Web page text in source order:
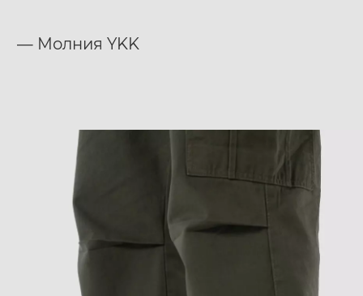
— Молния YKK